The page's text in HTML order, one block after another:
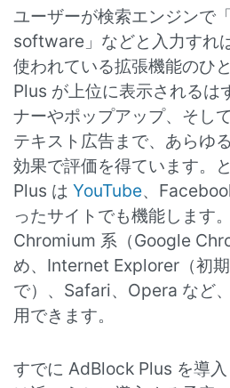
ユーザーが検索エンジンで
software」などと入力すれ
使われている拡張機能のひ
Plus が上位に表示されるは
ナーやポップアップ、そし
テキスト広告まで、あらゆ
効果で評価を得ています。
Plus は YouTube、
ったサイトでも機能します
Chromium 系（Google
め、Internet Explorer（初
で）、Safari、Opera など
用できます。
すでに AdBlock Plus を導